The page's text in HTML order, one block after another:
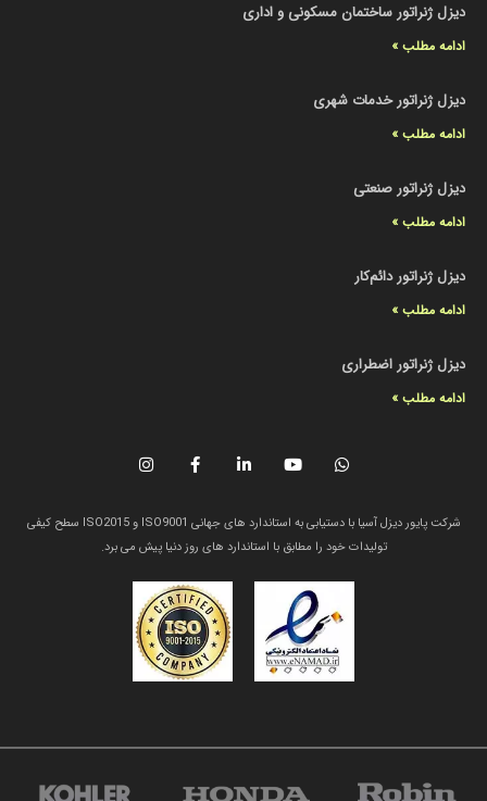
دیزل ژنراتور ساختمان مسکونی و اداری
ادامه مطلب »
دیزل ژنراتور خدمات شهری
ادامه مطلب »
دیزل ژنراتور صنعتی
ادامه مطلب »
دیزل ژنراتور دائم‌کار
ادامه مطلب »
دیزل ژنراتور اضطراری
ادامه مطلب »
شرکت پایور دیزل آسیا با دستیابی به استاندارد های جهانی ISO9001 و ISO2015 سطح کیفی
تولیدات خود را مطابق با استاندارد های روز دنیا پیش می برد.